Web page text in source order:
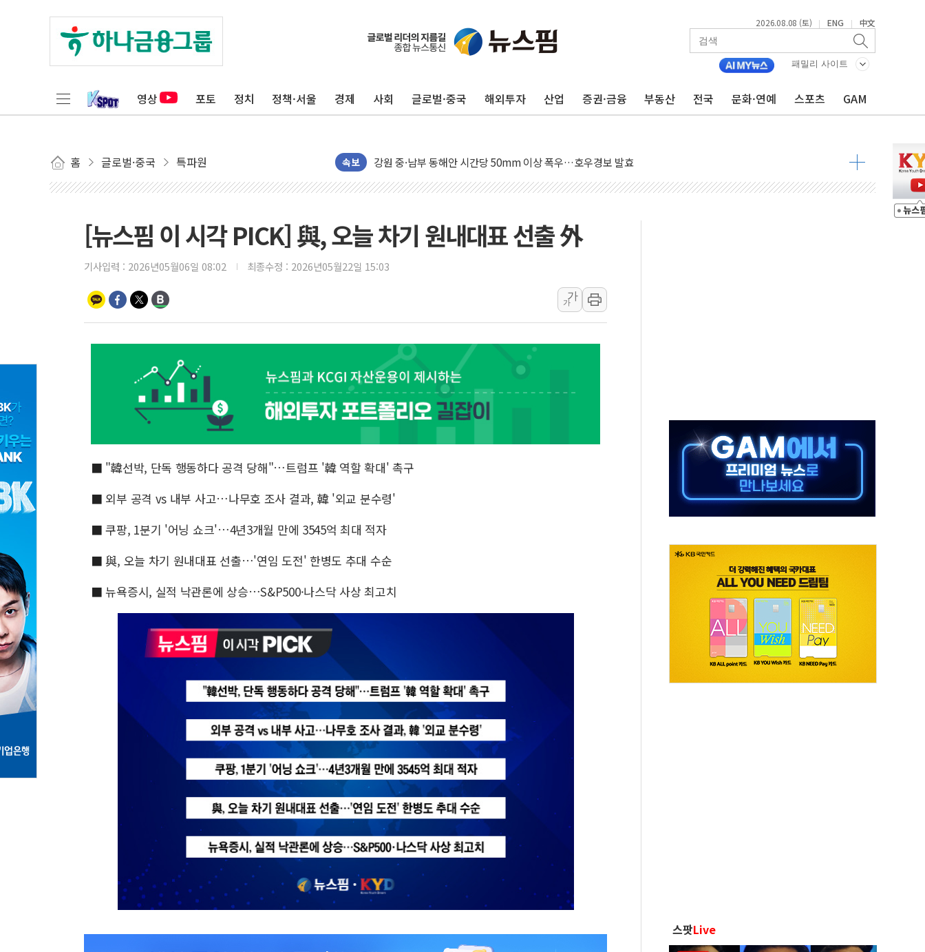
2026.08.08 (토) | ENG | 中文
패밀리 사이트
영상 포토 정치 정책·서울 경제 사회 글로벌·중국 해외투자 산업 증권·금융 부동산 전국 문화·연예 스포츠 GAM
홈 글로벌·중국 특파원 속보
동해중부 전 해상 풍랑주의보…10일까지 최대 3.5m 높은 물결
연일 폭염에 온열질환 사망 23명…정부, 비상대응기구 가동
인제 용대리 계곡서 수위 상승으로 피서객 7명 고립…전원 구조
동해시, 11~14일 '별똥별 멍' 운영…페르세우스 유성우 관측
청양 밭에서 일하던 90대 숨져…온열질환 여부 조사
폭염에 車 운전면허 기능시험 오전 집중 편성…체감온도 38도 넘으면 중단
'호우 특보' 경북 울진 시간당 20~30mm 강한 비...가뭄 해소될 듯
주말 무더위·열대야 지속…내륙 곳곳 소나기
오세훈 "용산공원 주택 검토, 민주당 스스로 원칙 뒤집는 것"
충북 주말 무더위 지속…청주·진천 35도, 곳곳 소나기
10월 보완수사권 폐지·공소청 출범…피해자들 '범죄 사각지대' 우려
한상협, 업계 개인정보 보안 새판 짠다…'자율규제단체' 타진
민주당, 오늘 제주·인천 경선 발표...김민석 '재역전' vs 정청래 '격차 확대'
뉴욕증시, 고용 쇼크에 금리 인상 우려 후퇴…S&P500 최고치
트럼프, 쿡 연준 이사 해임 재추진…"26일까지 의혹 소명" 요구
유럽증시, 美 고용 예상 밖 부진에 연준 금리 인상 가능성 낮아지며 상승… STOXX 600 지수는 나흘 연속 최고치
미 연준 매파 기세 꺾이나…고용 감소에 9월 동결 전망 우세
[뉴스핌 이 시각 PICK] 與, 오늘 차기 원내대표 선출 外
기사입력 : 2026년05월06일 08:02 최종수정 : 2026년05월22일 15:03
가
가
■ "韓선박, 단독 행동하다 공격 당해"…트럼프 '韓 역할 확대' 촉구
■ 외부 공격 vs 내부 사고…나무호 조사 결과, 韓 '외교 분수령'
■쿠팡, 1분기 '어닝 쇼크'…4년3개월 만에 3545억 최대 적자
■ 與, 오늘 차기 원내대표 선출…'연임 도전' 한병도 추대 수순
■뉴욕증시, 실적 낙관론에 상승…S&P500·나스닥 사상 최고치
스팟Live